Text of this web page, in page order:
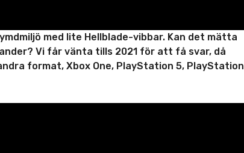
med lite Hellblade-vibbar. Kan det mätta
Vi får vänta tills 2021 för att få svar, då
format, Xbox One, PlayStation 5, PlayStation